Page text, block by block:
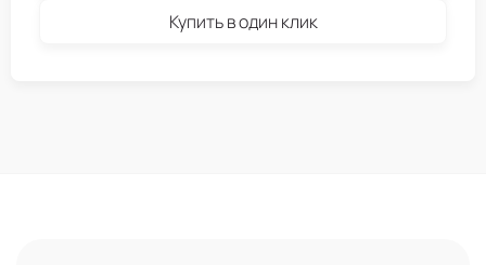
Купить в один клик